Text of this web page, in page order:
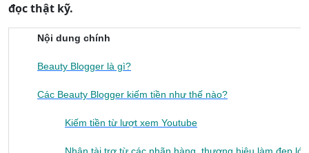
đọc thật kỹ.
Nội dung chính
Beauty Blogger là gì?
Các Beauty Blogger kiếm tiền như thế nào?
Kiếm tiền từ lượt xem Youtube